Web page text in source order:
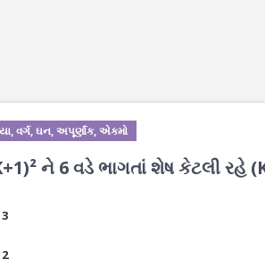
વર્ગ, ઘન, અપૂર્ણાંક, એકમો
ને 6 વડે ભાગતાં શેષ કેટલી રહે
3
2